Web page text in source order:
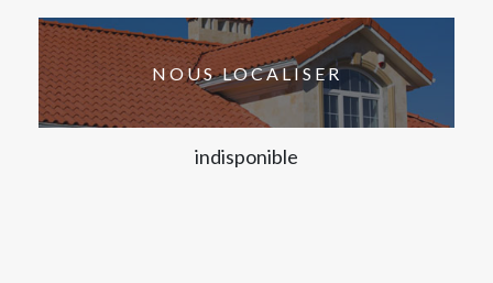
NOUS LOCALISER
indisponible